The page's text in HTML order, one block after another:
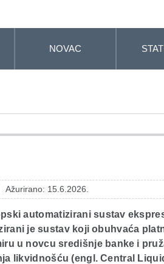
NOVAC
Ažurirano: 15.6.2026.
automatizirani sustav
je sustav koji obuhvaća
u novcu središnje banke i
likvidnošću (engl. Central